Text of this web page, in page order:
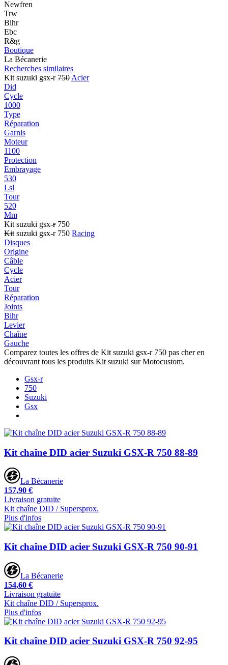
Newfren
Trw
Bihr
Ebc
R&g
Boutique
La Bécanerie
Recherches similaires
Kit suzuki gsx-r750 Acier
Did
Cycle
1000
Type
Réparation
Garnis
Moteur
1100
Protection
Embrayage
530
Lsl
Tour
520
Mm
Kit suzuki gsx-r750
Kit suzuki gsx-r 750 Racing
Disques
Origine
Câble
Cycle
Acier
Tour
Réparation
Joints
Bihr
Levier
Chaîne
Gauche
Comparez toutes les offres de Kit suzuki gsx-r 750 pas cher en
découvrant tous les produits Kit suzuki sur Motocustom.
Gsx-r
750
Suzuki
Gsx
Kit chaîne DID acier Suzuki GSX-R 750 88-89
La Bécanerie
157,90 €
Livraison gratuite
Kit chaîne DID / Supersprox.
Plus d'infos
Kit chaîne DID acier Suzuki GSX-R 750 90-91
La Bécanerie
154,60 €
Livraison gratuite
Kit chaîne DID / Supersprox.
Plus d'infos
Kit chaîne DID acier Suzuki GSX-R 750 92-95